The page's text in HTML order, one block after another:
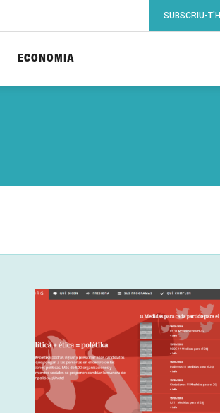
ECONOMIA
SUBSCRIU-T'HI